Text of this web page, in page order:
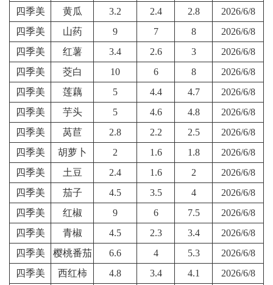
四季美
黄瓜 3.2 2.4 2.8
2026/6/8
四季美
山药 9 7 8
2026/6/8
四季美
红薯 3.4 2.6 3
2026/6/8
四季美
茭白 10 6 8
2026/6/8
四季美
莲藕 5 4.4 4.7
2026/6/8
四季美
芋头 5 4.6 4.8
2026/6/8
四季美
莴苣 2.8 2.2 2.5
2026/6/8
四季美
胡萝卜 2 1.6 1.8
2026/6/8
四季美
土豆 2.4 1.6 2
2026/6/8
四季美
茄子 4.5 3.5 4
2026/6/8
四季美
红椒 9 6 7.5
2026/6/8
四季美
青椒 4.5 2.3 3.4
2026/6/8
四季美
樱桃番茄 6.6 4 5.3
2026/6/8
四季美
西红柿 4.8 3.4 4.1
2026/6/8